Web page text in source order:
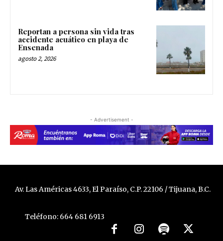
Reportan a persona sin vida tras
accidente acuático en playa de
Ensenada
agosto 2, 2026
- Advertisement -
Av. Las Américas 4633, El Paraíso, C.P. 22106 / Tijuana, B.C.
Teléfono: 664 681 6913